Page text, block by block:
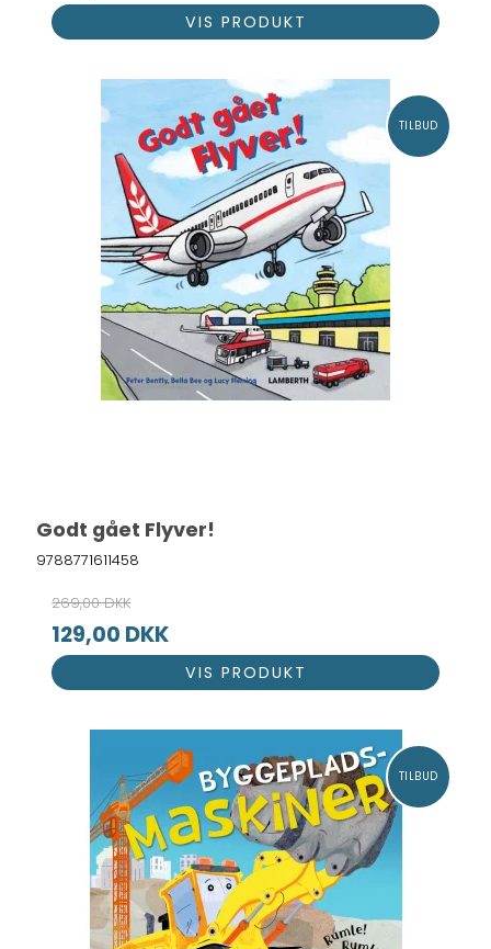
VIS PRODUKT
TILBUD
Godt gået Flyver!
9788771611458
269,00 DKK
129,00 DKK
VIS PRODUKT
TILBUD